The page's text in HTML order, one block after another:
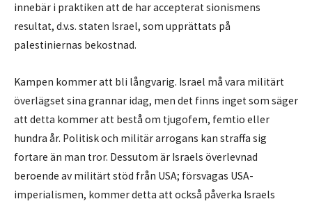
innebär i praktiken att de har accepterat sionismens
resultat, d.v.s. staten Israel, som upprättats på
palestiniernas bekostnad.
Kampen kommer att bli långvarig. Israel må vara militärt
överlägset sina grannar idag, men det finns inget som säger
att detta kommer att bestå om tjugofem, femtio eller
hundra år. Politisk och militär arrogans kan straffa sig
fortare än man tror. Dessutom är Israels överlevnad
beroende av militärt stöd från USA; försvagas USA-
imperialismen, kommer detta att också påverka Israels